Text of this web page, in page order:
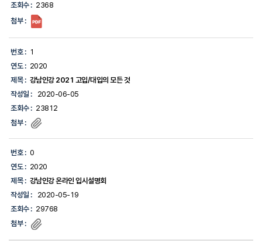
조회수 : 2368
첨부 :
번호 : 1
연도 : 2020
제목 : 강남인강 2021 고입/대입의 모든 것
작성일 :
2020-06-05
조회수 : 23812
첨부 :
번호 : 0
연도 : 2020
제목 : 강남인강 온라인 입시설명회
작성일 :
2020-05-19
조회수 : 29768
첨부 :